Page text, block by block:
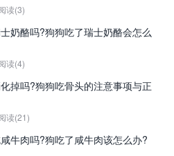
读(3)
奶酪吗?狗狗吃了瑞士奶酪会怎么
读(4)
掉吗?狗狗吃骨头的注意事项与正
读(21)
牛肉吗?狗吃了咸牛肉该怎么办?